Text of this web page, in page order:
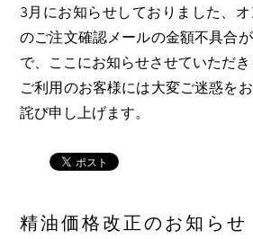
3月にお知らせしておりました、
のご注文確認メールの金額不具合
で、ここにお知らせさせていただき
ご利用のお客様には大変ご迷惑を
詫び申し上げます。
精油価格改正のお知らせ